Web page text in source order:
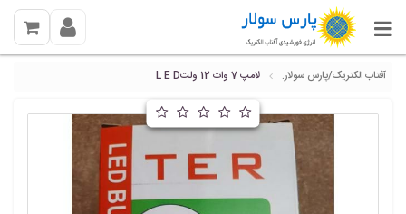
آفتاب الکتریک/پارس سولار. لامپ 7 وات 12 ولتL E D